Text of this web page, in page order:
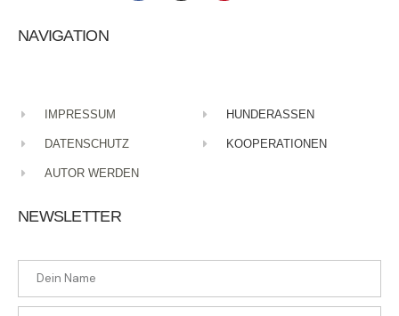
für meinen nächsten Kommentar speichern.
NAVIGATION
IMPRESSUM
DATENSCHUTZ
AUTOR WERDEN
HUNDERASSEN
KOOPERATIONEN
NEWSLETTER